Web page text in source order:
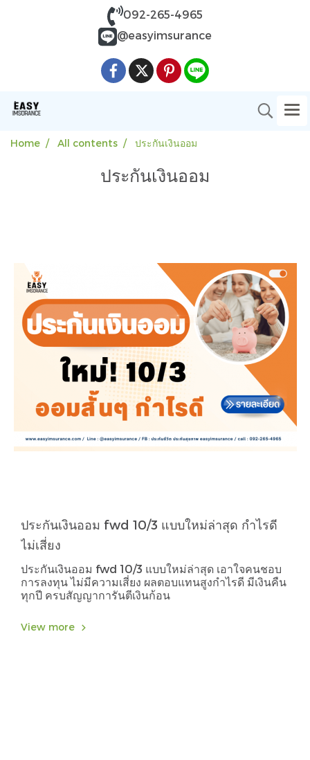
092-265-4965
@easyimsurance
Home All contents ประกันเงินออม
ประกันเงินออม
ประกันเงินออม fwd 10/3 แบบใหม่ล่าสุด กำไรดี
ไม่เสี่ยง
ประกันเงินออม fwd 10/3 แบบใหม่ล่าสุด เอาใจคนชอบ
การลงทุน ไม่มีความเสี่ยง ผลตอบแทนสูงกำไรดี มีเงินคืน
ทุกปี ครบสัญญาการันตีเงินก้อน
View more